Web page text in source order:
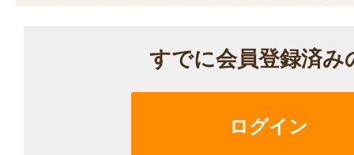
すでに会員登録済み
ログイン